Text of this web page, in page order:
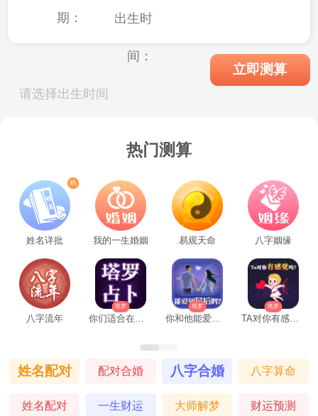
期： 出生时
间：
请选择出生时间
立即测算
热门测算
姓名详批 我的一生婚姻 易观天命 八字姻缘
八字流年
塔罗 塔罗
你和他能爱到最后吗
塔罗
姓名配对 配对合婚 八字合婚 八字算命
姓名配对 一生财运 大师解梦 财运预测